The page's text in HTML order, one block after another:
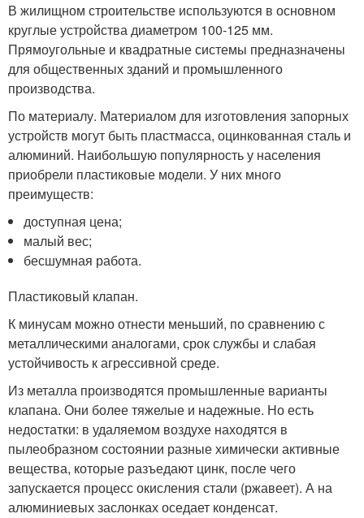
В жилищном строительстве используются в основном
круглые устройства диаметром 100-125 мм.
Прямоугольные и квадратные системы предназначены
для общественных зданий и промышленного
производства.
По материалу. Материалом для изготовления запорных
устройств могут быть пластмасса, оцинкованная сталь и
алюминий. Наибольшую популярность у населения
приобрели пластиковые модели. У них много
преимуществ:
доступная цена;
малый вес;
бесшумная работа.
Пластиковый клапан.
К минусам можно отнести меньший, по сравнению с
металлическими аналогами, срок службы и слабая
устойчивость к агрессивной среде.
Из металла производятся промышленные варианты
клапана. Они более тяжелые и надежные. Но есть
недостатки: в удаляемом воздухе находятся в
пылеобразном состоянии разные химически активные
вещества, которые разъедают цинк, после чего
запускается процесс окисления стали (ржавеет). А на
алюминиевых заслонках оседает конденсат.